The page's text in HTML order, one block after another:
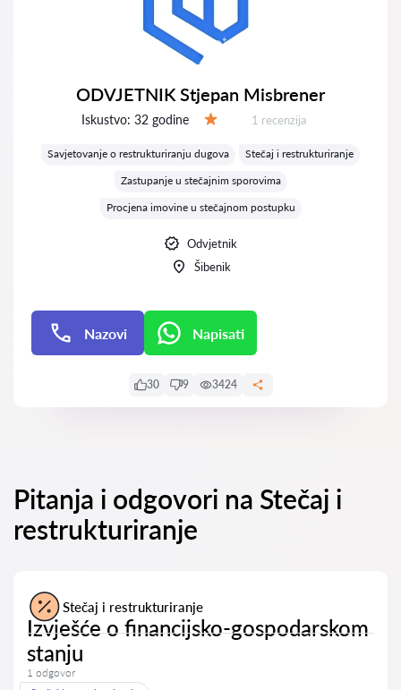
ODVJETNIK Stjepan Misbrener
Iskustvo: 32 godine Recenzija:
1 recenzija
Savjetovanje o restrukturiranju dugova
Stečaj i restrukturiranje
Zastupanje u stečajnim sporovima
Procjena imovine u stečajnom postupku
Odvjetnik
Šibenik
Nazovi Napisati
30 9 3424
Pitanja i odgovori na Stečaj i
restrukturiranje
Stečaj i restrukturiranje
Izvješće o financijsko-gospodarskom
stanju
1 odgovor